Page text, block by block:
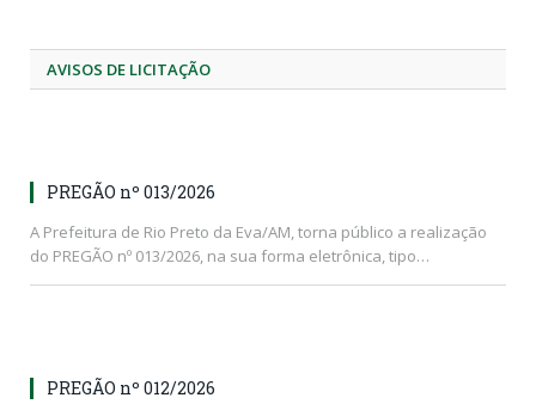
AVISOS DE LICITAÇÃO
PREGÃO nº 013/2026
A Prefeitura de Rio Preto da Eva/AM, torna público a realização
do PREGÃO nº 013/2026, na sua forma eletrônica, tipo…
PREGÃO nº 012/2026